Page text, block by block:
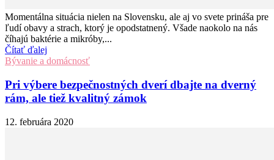
Momentálna situácia nielen na Slovensku, ale aj vo svete prináša pre
ľudí obavy a strach, ktorý je opodstatnený. Všade naokolo na nás
číhajú baktérie a mikróby,...
Čítať ďalej
Bývanie a domácnosť
Pri výbere bezpečnostných dverí dbajte na dverný
rám, ale tiež kvalitný zámok
12. februára 2020